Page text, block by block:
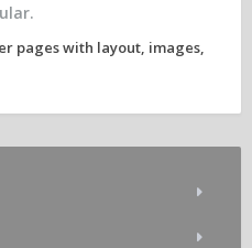
pages with layout, images,